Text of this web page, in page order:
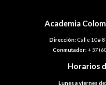
Academia
Dirección:Calle 10 # 8
Conmutador:+ 57
Horarios
Lunes a viernes de: